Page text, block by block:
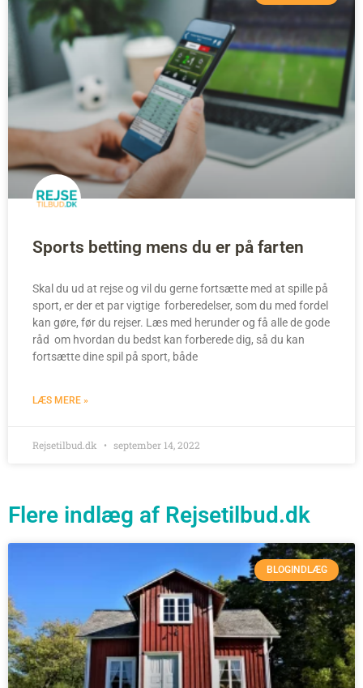
Sports betting mens du er på farten
Skal du ud at rejse og vil du gerne fortsætte med at spille på
sport, er der et par vigtige forberedelser, som du med fordel
kan gøre, før du rejser. Læs med herunder og få alle de gode
råd om hvordan du bedst kan forberede dig, så du kan
fortsætte dine spil på sport, både
LÆS MERE »
Rejsetilbud.dk september 14, 2022
Flere indlæg af Rejsetilbud.dk
BLOGINDLÆG